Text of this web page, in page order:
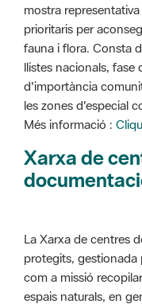
mostra
prioritaris per
fauna i flora. Consta
llistes nacionals, fase
d'importància
les zones d'especial
Més informació :
Xarxa de
La Xarxa de centres
protegits, gestionada
com a missió
espais naturals, en